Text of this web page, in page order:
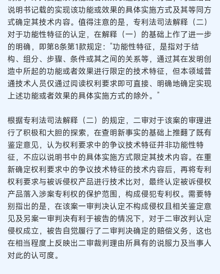
说明书记载的实现该功能或效果的具体实施方式及其等同方
式确定其技术内容。值得注意的是，专利法司法解释（二）
对于功能性特征的认定，在解释（一）的基础上作了进一步
的明确，即第8条第1款规定：“功能性特征，是指对于结
构、组分、步骤、条件或其之间的关系等，通过其在发明创
造中所起的功能或者效果进行限定的技术特征，但本领域普
通技术人员仅通过阅读权利要求即可直接、明确地确定实现
上述功能或者效果的具体实施方式的除外。”
根据专利法司法解释（二）的规定，二审对于该案的审理进
行了积极和大胆的探索，在查明新事实的基础上推翻了既有
鉴定意见，认为权利要求中的争议技术特征并非功能性特
征，不应以说明书中的具体实施方式限定其技术内容。在重
新确定权利要求中的争议技术特征的技术内容后，再将专利
权利要求与被诉侵权产品进行技术比对，最终认定被诉侵权
产品落入涉案专利权的保护范围，构成侵犯专利权。需要特
别指出的是，在该案一审判决认定不构成侵权且相关鉴定意
见及另案一审判决有利于被告的情况下，对于二审改判认定
侵权成立，被告自觉履行了二审判决确定的赔偿义务，这也
在相当程度上反映出二审裁判理由所具有的说服力及当事人
对此的认可度。